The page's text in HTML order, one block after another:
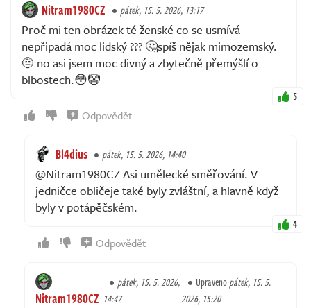
Nitram1980CZ pátek, 15. 5. 2026, 13:17
Proč mi ten obrázek té ženské co se usmívá
nepřipadá moc lidský ??? 🤔spíš nějak mimozemský.
🤨 no asi jsem moc divný a zbytečně přemýšlí o
blbostech.😳🤡
5
Odpovědět
Bl4dius pátek, 15. 5. 2026, 14:40
@Nitram1980CZ Asi umělecké směřování. V
jedničce obličeje také byly zvláštní, a hlavně když
byly v potápěčském.
4
Odpovědět
Nitram1980CZ
pátek, 15. 5. 2026,
14:47
Upravenopátek, 15. 5.
2026, 15:20